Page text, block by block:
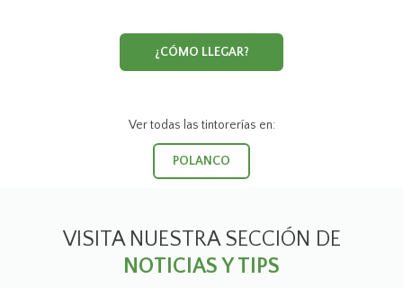
¿CÓMO LLEGAR?
Ver todas las tintorerías en:
POLANCO
VISITA NUESTRA SECCIÓN DE
NOTICIAS Y TIPS